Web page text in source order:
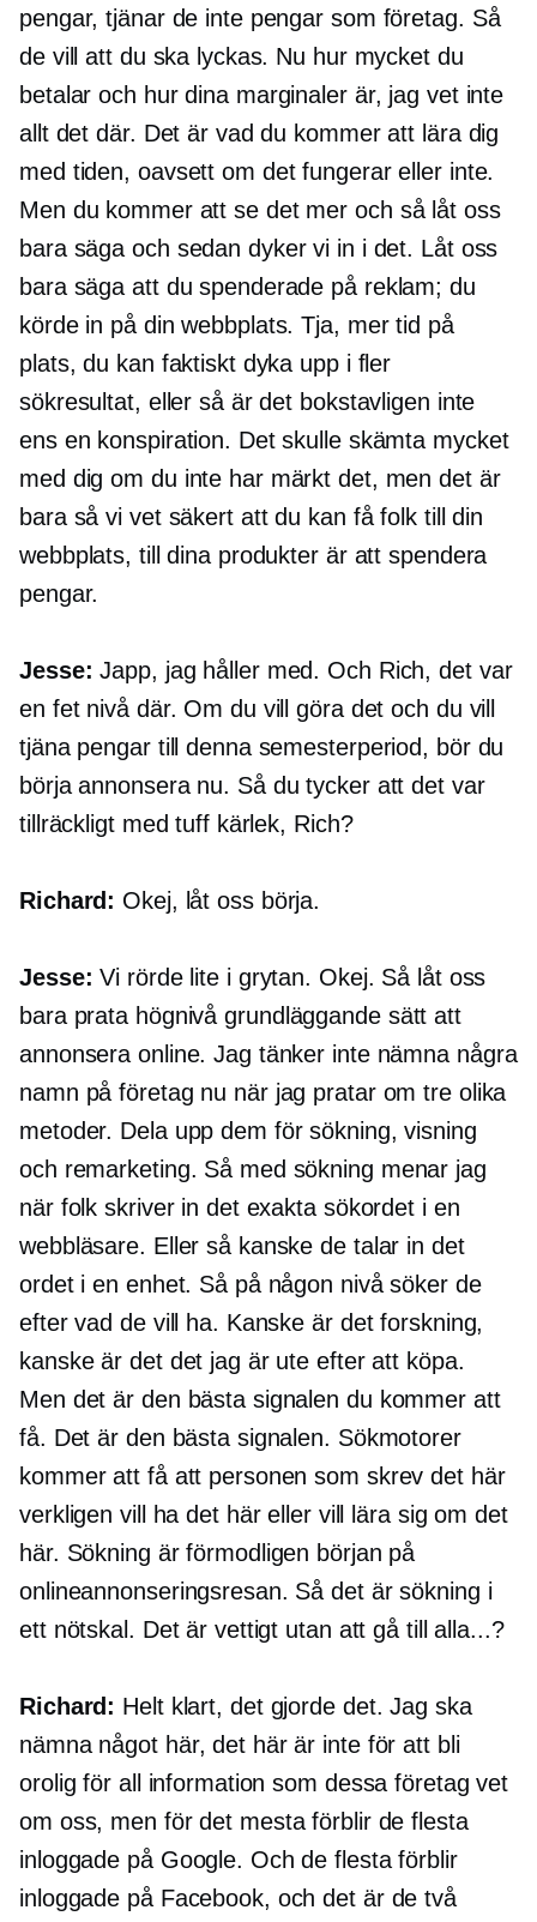
pengar, tjänar de inte pengar som företag. Så
de vill att du ska lyckas. Nu hur mycket du
betalar och hur dina marginaler är, jag vet inte
allt det där. Det är vad du kommer att lära dig
med tiden, oavsett om det fungerar eller inte.
Men du kommer att se det mer och så låt oss
bara säga och sedan dyker vi in ​​i det. Låt oss
bara säga att du spenderade på reklam; du
körde in på din webbplats. Tja, mer tid på
plats, du kan faktiskt dyka upp i fler
sökresultat, eller så är det bokstavligen inte
ens en konspiration. Det skulle skämta mycket
med dig om du inte har märkt det, men det är
bara så vi vet säkert att du kan få folk till din
webbplats, till dina produkter är att spendera
pengar.
Jesse: Japp, jag håller med. Och Rich, det var
en fet nivå där. Om du vill göra det och du vill
tjäna pengar till denna semesterperiod, bör du
börja annonsera nu. Så du tycker att det var
tillräckligt med tuff kärlek, Rich?
Richard: Okej, låt oss börja.
Jesse: Vi rörde lite i grytan. Okej. Så låt oss
bara prata högnivå grundläggande sätt att
annonsera online. Jag tänker inte nämna några
namn på företag nu när jag pratar om tre olika
metoder. Dela upp dem för sökning, visning
och remarketing. Så med sökning menar jag
när folk skriver in det exakta sökordet i en
webbläsare. Eller så kanske de talar in det
ordet i en enhet. Så på någon nivå söker de
efter vad de vill ha. Kanske är det forskning,
kanske är det det jag är ute efter att köpa.
Men det är den bästa signalen du kommer att
få. Det är den bästa signalen. Sökmotorer
kommer att få att personen som skrev det här
verkligen vill ha det här eller vill lära sig om det
här. Sökning är förmodligen början på
onlineannonseringsresan. Så det är sökning i
ett nötskal. Det är vettigt utan att gå till alla...?
Richard: Helt klart, det gjorde det. Jag ska
nämna något här, det här är inte för att bli
orolig för all information som dessa företag vet
om oss, men för det mesta förblir de flesta
inloggade på Google. Och de flesta förblir
inloggade på Facebook, och det är de två